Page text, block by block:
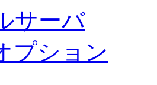
サーバ
プション